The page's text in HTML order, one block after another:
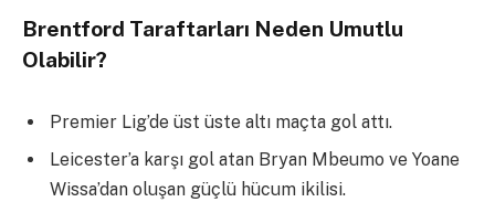
Brentford Taraftarları Neden Umutlu
Olabilir?
Premier Lig’de üst üste altı maçta gol attı.
Leicester’a karşı gol atan Bryan Mbeumo ve Yoane
Wissa’dan oluşan güçlü hücum ikilisi.